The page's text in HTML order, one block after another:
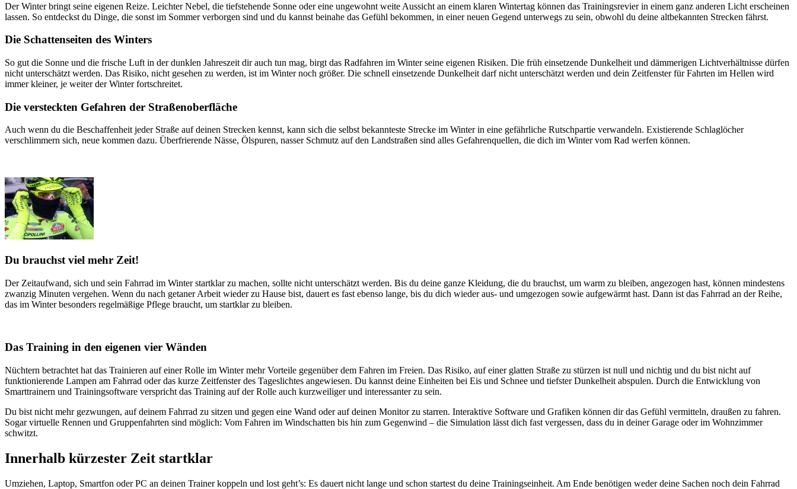
Der Winter bringt seine eigenen Reize. Leichter Nebel, die tiefstehende Sonne oder eine ungewohnt weite Aussicht an einem klaren Wintertag können das Trainingsrevier in einem ganz anderen Licht erscheinen
lassen. So entdeckst du Dinge, die sonst im Sommer verborgen sind und du kannst beinahe das Gefühl bekommen, in einer neuen Gegend unterwegs zu sein, obwohl du deine altbekannten Strecken fährst.
Die Schattenseiten des Winters
So gut die Sonne und die frische Luft in der dunklen Jahreszeit dir auch tun mag, birgt das Radfahren im Winter seine eigenen Risiken. Die früh einsetzende Dunkelheit und dämmerigen Lichtverhältnisse dürfen
nicht unterschätzt werden. Das Risiko, nicht gesehen zu werden, ist im Winter noch größer. Die schnell einsetzende Dunkelheit darf nicht unterschätzt werden und dein Zeitfenster für Fahrten im Hellen wird
immer kleiner, je weiter der Winter fortschreitet.
Die versteckten Gefahren der Straßenoberfläche
Auch wenn du die Beschaffenheit jeder Straße auf deinen Strecken kennst, kann sich die selbst bekannteste Strecke im Winter in eine gefährliche Rutschpartie verwandeln. Existierende Schlaglöcher
verschlimmern sich, neue kommen dazu. Überfrierende Nässe, Ölspuren, nasser Schmutz auf den Landstraßen sind alles Gefahrenquellen, die dich im Winter vom Rad werfen können.
Du brauchst viel mehr Zeit!
Der Zeitaufwand, sich und sein Fahrrad im Winter startklar zu machen, sollte nicht unterschätzt werden. Bis du deine ganze Kleidung, die du brauchst, um warm zu bleiben, angezogen hast, können mindestens
zwanzig Minuten vergehen. Wenn du nach getaner Arbeit wieder zu Hause bist, dauert es fast ebenso lange, bis du dich wieder aus- und umgezogen sowie aufgewärmt hast. Dann ist das Fahrrad an der Reihe,
das im Winter besonders regelmäßige Pflege braucht, um startklar zu bleiben.
Das Training in den eigenen vier Wänden
Nüchtern betrachtet hat das Trainieren auf einer Rolle im Winter mehr Vorteile gegenüber dem Fahren im Freien. Das Risiko, auf einer glatten Straße zu stürzen ist null und nichtig und du bist nicht auf
funktionierende Lampen am Fahrrad oder das kurze Zeitfenster des Tageslichtes angewiesen. Du kannst deine Einheiten bei Eis und Schnee und tiefster Dunkelheit abspulen. Durch die Entwicklung von
Smarttrainern und Trainingsoftware verspricht das Training auf der Rolle auch kurzweiliger und interessanter zu sein.
Du bist nicht mehr gezwungen, auf deinem Fahrrad zu sitzen und gegen eine Wand oder auf deinen Monitor zu starren. Interaktive Software und Grafiken können dir das Gefühl vermitteln, draußen zu fahren.
Sogar virtuelle Rennen und Gruppenfahrten sind möglich: Vom Fahren im Windschatten bis hin zum Gegenwind – die Simulation lässt dich fast vergessen, dass du in deiner Garage oder im Wohnzimmer
schwitzt.
Innerhalb kürzester Zeit startklar
Umziehen, Laptop, Smartfon oder PC an deinen Trainer koppeln und lost geht’s: Es dauert nicht lange und schon startest du deine Trainingseinheit. Am Ende benötigen weder deine Sachen noch dein Fahrrad